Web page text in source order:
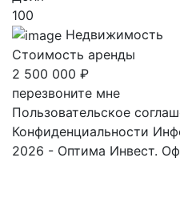
100
Недвижимость
Стоимость аренды
2 500 000 ₽
перезвоните мне
Пользовательское
Конфиденциальности
2026 - Оптима Инвест.